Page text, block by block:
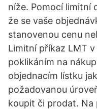
níže. Pomocí limitní
že se vaše
stanovenou cenu
Limitní příkaz LMT
poklikáním na
objednacím lístku
požadovanou
koupit či prodat. Na